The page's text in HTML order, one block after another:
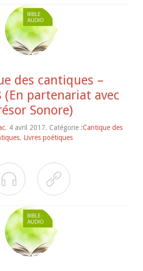
des cantiques –
partenariat avec
Sonore)
. 4 avril 2017. Catégorie :Cantique des
, Livres poétiques
 